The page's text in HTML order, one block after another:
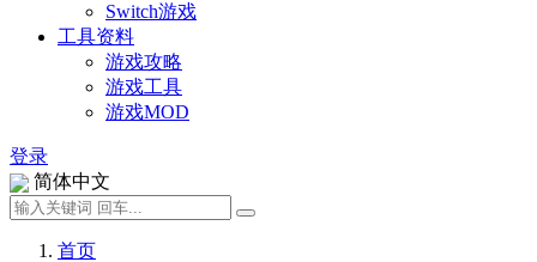
Switch游戏
工具资料
游戏攻略
游戏工具
游戏MOD
登录
简体中文
首页